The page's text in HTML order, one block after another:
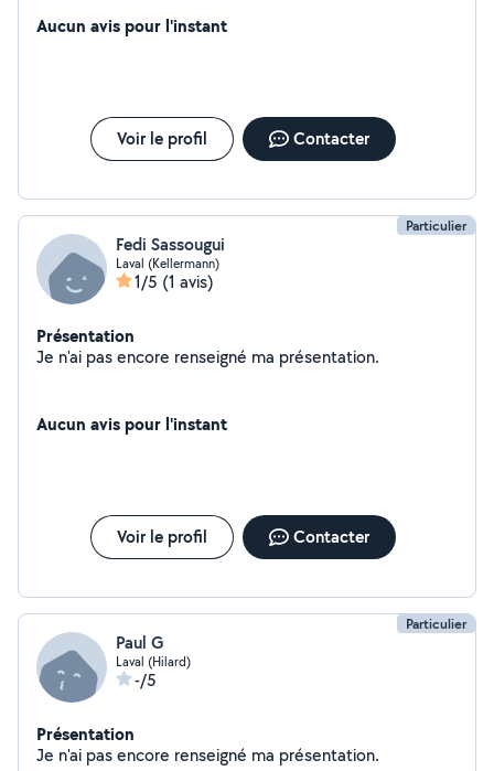
Aucun avis pour l'instant
Voir le profil Contacter
Particulier
Fedi Sassougui
Laval (Kellermann)
1/5 (1 avis)
Présentation
Je n'ai pas encore renseigné ma présentation.
Aucun avis pour l'instant
Voir le profil Contacter
Particulier
Paul G
Laval (Hilard)
-/5
Présentation
Je n'ai pas encore renseigné ma présentation.